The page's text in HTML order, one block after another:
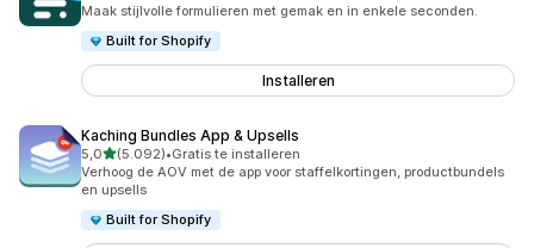
Maak stijlvolle formulieren met gemak en in enkele seconden.
Built for Shopify
Installeren
Kaching Bundles App & Upsells
5,0van 5 sterren
(5.092)
5092 recensies in totaal
•Gratis te installeren
Verhoog de AOV met de app voor staffelkortingen, productbundels
en upsells
Built for Shopify